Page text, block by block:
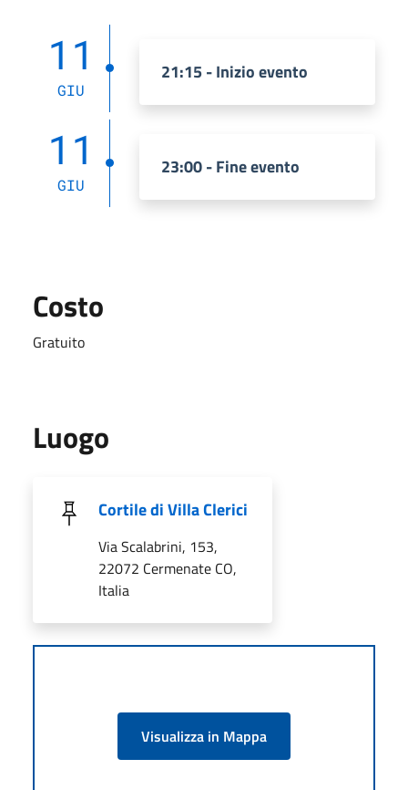
11
GIU
21:15 - Inizio evento
11
GIU
23:00 - Fine evento
Costo
Gratuito
Luogo
Cortile di Villa Clerici
Via Scalabrini, 153,
22072 Cermenate CO,
Italia
Visualizza in Mappa